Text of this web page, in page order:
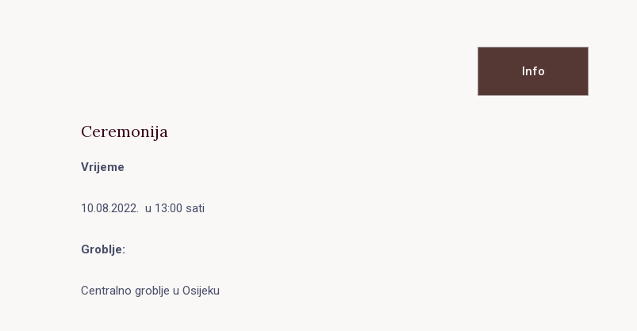
Info
Ceremonija
Vrijeme
10.08.2022. u 13:00 sati
Groblje:
Centralno groblje u Osijeku